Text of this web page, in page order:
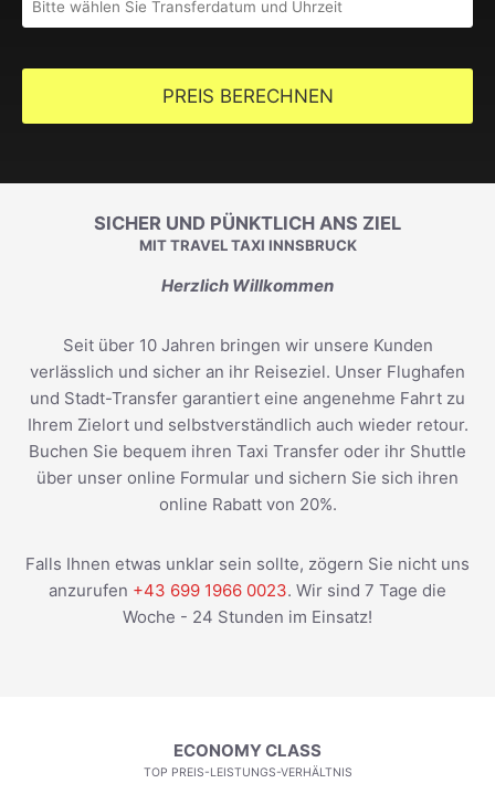
PREIS BERECHNEN
SICHER UND PÜNKTLICH ANS ZIEL
MIT TRAVEL TAXI INNSBRUCK
Herzlich Willkommen
Seit über 10 Jahren bringen wir unsere Kunden
verlässlich und sicher an ihr Reiseziel. Unser Flughafen
und Stadt-Transfer garantiert eine angenehme Fahrt zu
Ihrem Zielort und selbstverständlich auch wieder retour.
Buchen Sie bequem ihren Taxi Transfer oder ihr Shuttle
über unser online Formular und sichern Sie sich ihren
online Rabatt von 20%.
Falls Ihnen etwas unklar sein sollte, zögern Sie nicht uns
anzurufen +43 699 1966 0023. Wir sind 7 Tage die
Woche - 24 Stunden im Einsatz!
ECONOMY CLASS
TOP PREIS-LEISTUNGS-VERHÄLTNIS